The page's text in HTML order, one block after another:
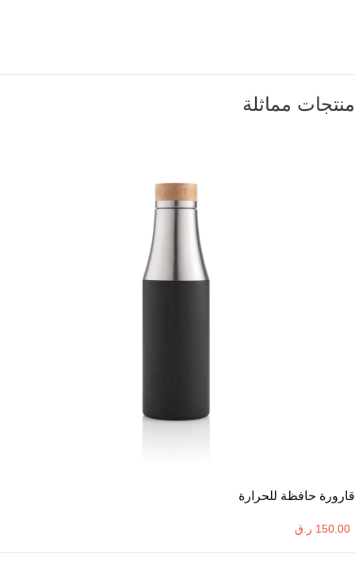
منتجات مماثلة
قارورة حافظة للحرارة
150.00 ر.ق